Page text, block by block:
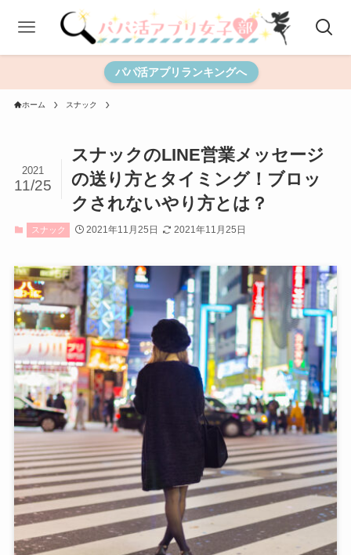
パパ活アプリランキングへ
ホーム スナック
スナックのLINE営業メッセージ
の送り方とタイミング！ブロッ
クされないやり方とは？
2021
11/25
スナック 2021年11月25日 2021年11月25日